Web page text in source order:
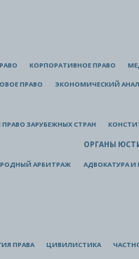
КОРПОРАТИВНОЕ ПРАВО
ПРАВО ЭКОНОМИЧЕСКИЙ
ЗАРУБЕЖНЫХ СТРАН
АРБИТРАЖ
ОРГАНЫ
АДВОКАТУРА И
ПРАВА ЦИВИЛИСТИКА